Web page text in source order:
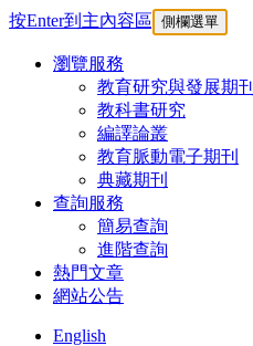
按Enter到主內容區 側欄選單
瀏覽服務
教育研究與發展期刊
教科書研究
編譯論叢
教育脈動電子期刊
典藏期刊
查詢服務
簡易查詢
進階查詢
熱門文章
網站公告
English